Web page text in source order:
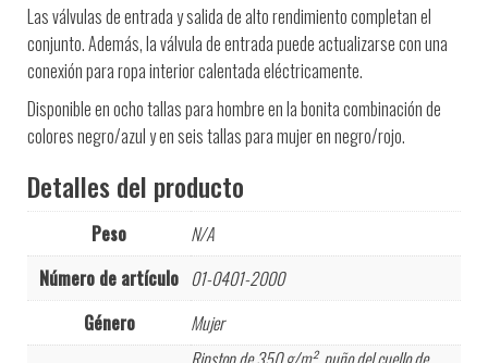
Las válvulas de entrada y salida de alto rendimiento completan el
conjunto. Además, la válvula de entrada puede actualizarse con una
conexión para ropa interior calentada eléctricamente.
Disponible en ocho tallas para hombre en la bonita combinación de
colores negro/azul y en seis tallas para mujer en negro/rojo.
Detalles del producto
Peso
N/A
Número de artículo 01-0401-2000
Género
Mujer